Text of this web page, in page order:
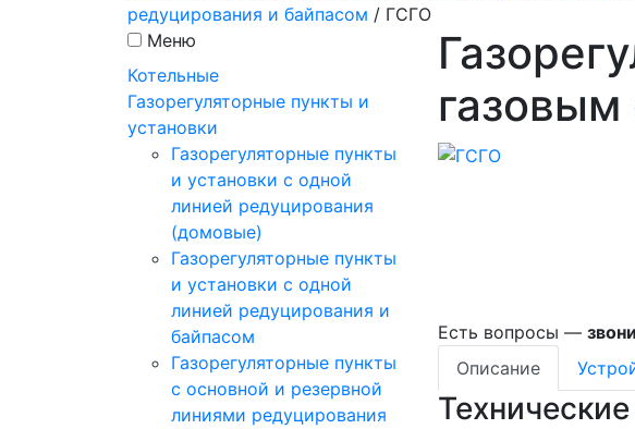
редуцирования и байпасом / ГСГО
Меню
Котельные
Газорегуляторные пункты и
установки
Газорегуляторные пункты
и установки с одной
линией редуцирования
(домовые)
Газорегуляторные пункты
и установки с одной
линией редуцирования и
байпасом
Газорегуляторные пункты
с основной и резервной
линиями редуцирования
Есть вопросы —
Описание